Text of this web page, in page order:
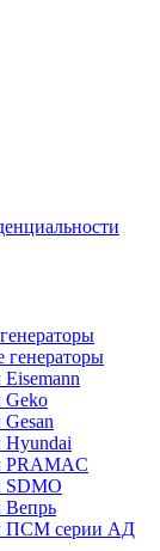
генераторы
Geko
Hyundai
PRAMAC
SDMO
Вепрь
ПСМ серии АД